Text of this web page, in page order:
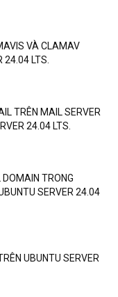
VÀ CLAMAV
24.04 LTS.
TRÊN MAIL SERVER
24.04 LTS.
TRONG
SERVER 24.04
UBUNTU SERVER